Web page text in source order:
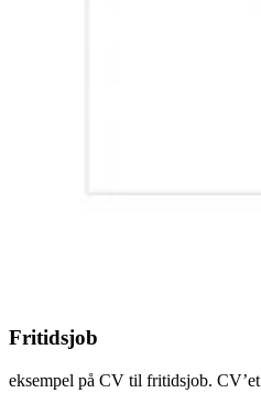
Fritidsjob
eksempel på CV til fritidsjob.